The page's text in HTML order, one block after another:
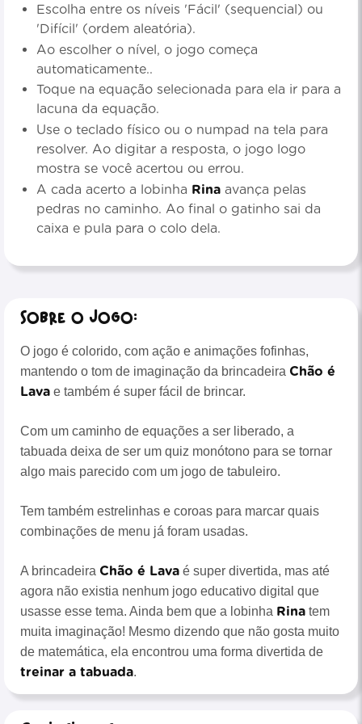
Escolha entre os níveis 'Fácil' (sequencial) ou
'Difícil' (ordem aleatória).
Ao escolher o nível, o jogo começa
automaticamente..
Toque na equação selecionada para ela ir para a
lacuna da equação.
Use o teclado físico ou o numpad na tela para
resolver. Ao digitar a resposta, o jogo logo
mostra se você acertou ou errou.
A cada acerto a lobinha Rina avança pelas
pedras no caminho. Ao final o gatinho sai da
caixa e pula para o colo dela.
Sobre o Jogo:
O jogo é colorido, com ação e animações fofinhas,
mantendo o tom de imaginação da brincadeira Chão é
Lava e também é super fácil de brincar.
Com um caminho de equações a ser liberado, a
tabuada deixa de ser um quiz monótono para se tornar
algo mais parecido com um jogo de tabuleiro.
Tem também estrelinhas e coroas para marcar quais
combinações de menu já foram usadas.
A brincadeira Chão é Lava é super divertida, mas até
agora não existia nenhum jogo educativo digital que
usasse esse tema. Ainda bem que a lobinha Rina tem
muita imaginação! Mesmo dizendo que não gosta muito
de matemática, ela encontrou uma forma divertida de
treinar a tabuada.